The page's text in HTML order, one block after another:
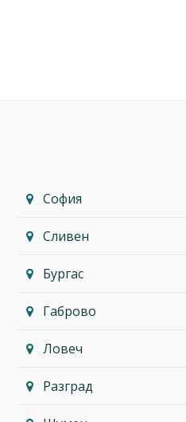
София
Сливен
Бургас
Габрово
Ловеч
Разград